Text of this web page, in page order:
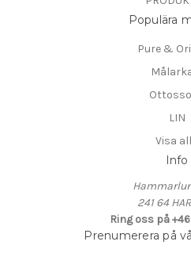
Populära
Pure &
LIN
Visa
Info
241 64
Ring oss på
Prenumerera på